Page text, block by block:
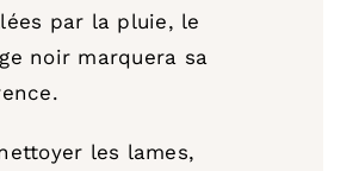
par la pluie, le
noir marquera sa
les lames,